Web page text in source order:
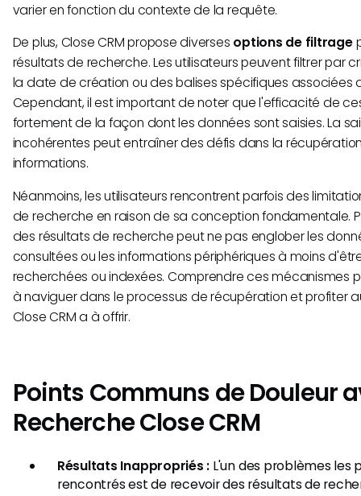
varier en fonction du contexte de la requête.
De plus, Close CRM propose diverses options de filtrage
résultats de recherche. Les utilisateurs peuvent filtrer par
la date de création ou des balises spécifiques associées
Cependant, il est important de noter que l'efficacité de
fortement de la façon dont les données sont saisies. La
incohérentes peut entraîner des défis dans la
informations.
Néanmoins, les utilisateurs rencontrent parfois des
de recherche en raison de sa conception fondamentale.
des résultats de recherche peut ne pas englober les
consultées ou les informations périphériques à moins
recherchées ou indexées. Comprendre ces mécanismes
à naviguer dans le processus de récupération et profiter
Close CRM a à offrir.
Points Communs de Douleur
Recherche Close CRM
Résultats Inappropriés : L'un des problèmes les
rencontrés est de recevoir des résultats de